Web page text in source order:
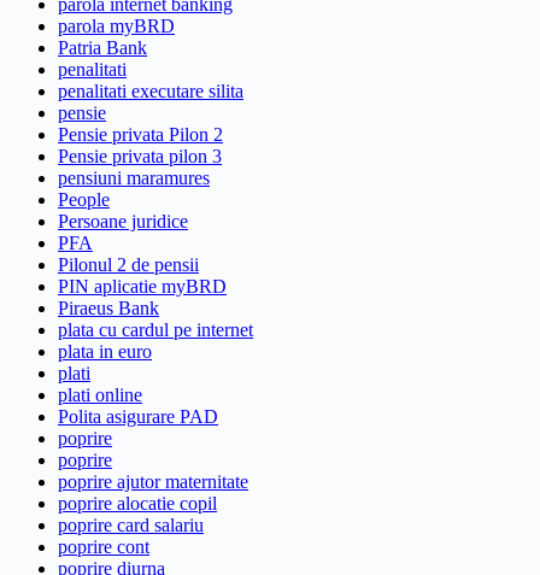
parola internet banking
parola myBRD
Patria Bank
penalitati
penalitati executare silita
pensie
Pensie privata Pilon 2
Pensie privata pilon 3
pensiuni maramures
People
Persoane juridice
PFA
Pilonul 2 de pensii
PIN aplicatie myBRD
Piraeus Bank
plata cu cardul pe internet
plata in euro
plati
plati online
Polita asigurare PAD
poprire
poprire
poprire ajutor maternitate
poprire alocatie copil
poprire card salariu
poprire cont
poprire diurna